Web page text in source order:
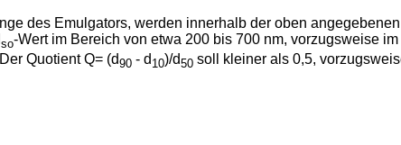
des Emulgators, werden innerhalb der oben
so-Wert im Bereich von etwa 200 bis 700 nm, vorzugsweise
Quotient Q= (d90 - d 10)/d50 soll kleiner als 0,5,